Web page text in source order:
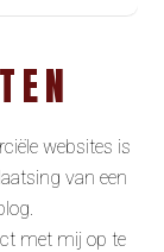
websites is
van een
met mij op te